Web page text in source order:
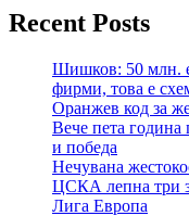
Recent Posts
Шишков: 50 млн.
фирми, това е
Оранжев код за
Вече пета година
и победа
Нечувана
ЦСКА лепна три
Лига Европа